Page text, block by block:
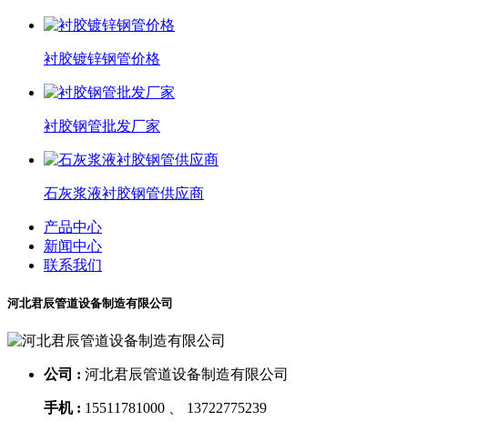
衬胶镀锌钢管价格
衬胶钢管批发厂家
石灰浆液衬胶钢管供应商
产品中心
新闻中心
联系我们
河北君辰管道设备制造有限公司
公司 : 河北君辰管道设备制造有限公司
手机 : 15511781000 、 13722775239